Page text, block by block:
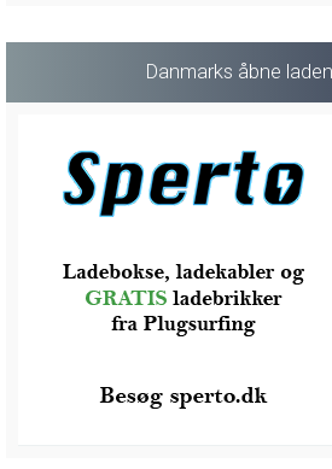
Danmarks åbne